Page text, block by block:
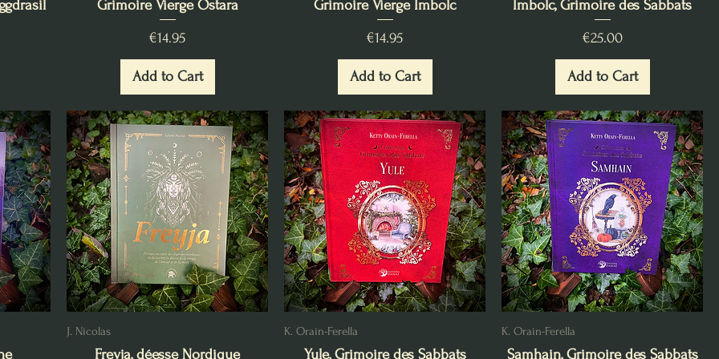
Grimoire Vierge Ostara
Price
€14.95
Add to Cart
Grimoire Vierge Imbolc
Price
€14.95
Add to Cart
Imbolc, Grimoire des Sabbats
Price
€25.00
Add to Cart
J. Nicolas
Freyja, déesse Nordique
K. Orain-Ferella
Yule, Grimoire des Sabbats
K. Orain-Ferella
Samhain, Grimoire des Sabbats